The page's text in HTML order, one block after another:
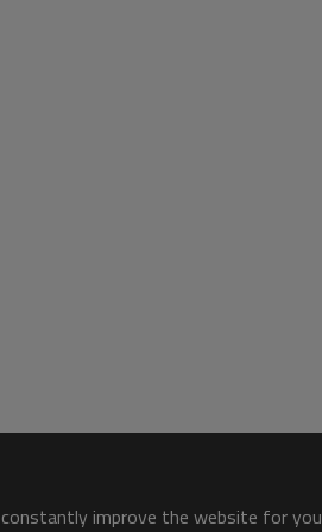
improve the website for you.